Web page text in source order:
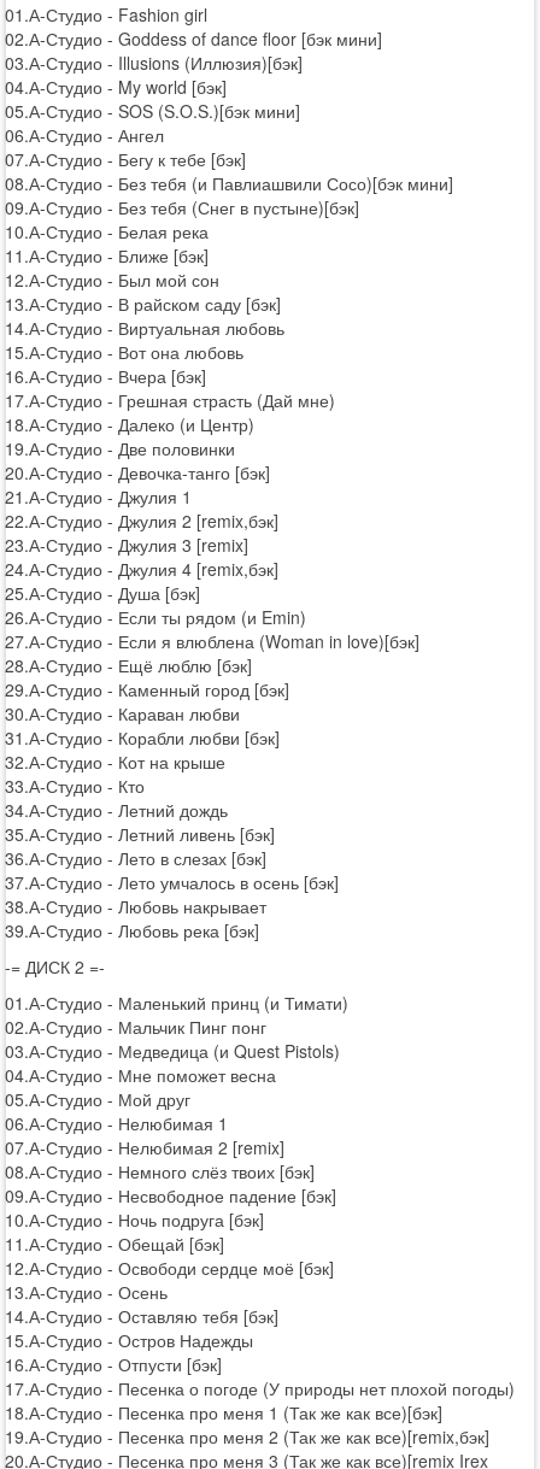
01.А-Студио - Fashion girl
02.А-Студио - Goddess of dance floor [бэк мини]
03.А-Студио - Illusions (Иллюзия)[бэк]
04.А-Студио - My world [бэк]
05.А-Студио - SOS (S.O.S.)[бэк мини]
06.А-Студио - Ангел
07.А-Студио - Бегу к тебе [бэк]
08.А-Студио - Без тебя (и Павлиашвили Сосо)[бэк мини]
09.А-Студио - Без тебя (Снег в пустыне)[бэк]
10.А-Студио - Белая река
11.А-Студио - Ближе [бэк]
12.А-Студио - Был мой сон
13.А-Студио - В райском саду [бэк]
14.А-Студио - Виртуальная любовь
15.А-Студио - Вот она любовь
16.А-Студио - Вчера [бэк]
17.А-Студио - Грешная страсть (Дай мне)
18.А-Студио - Далеко (и Центр)
19.А-Студио - Две половинки
20.А-Студио - Девочка-танго [бэк]
21.А-Студио - Джулия 1
22.А-Студио - Джулия 2 [remix,бэк]
23.А-Студио - Джулия 3 [remix]
24.А-Студио - Джулия 4 [remix,бэк]
25.А-Студио - Душа [бэк]
26.А-Студио - Если ты рядом (и Emin)
27.А-Студио - Если я влюблена (Woman in love)[бэк]
28.А-Студио - Ещё люблю [бэк]
29.А-Студио - Каменный город [бэк]
30.А-Студио - Караван любви
31.А-Студио - Корабли любви [бэк]
32.А-Студио - Кот на крыше
33.А-Студио - Кто
34.А-Студио - Летний дождь
35.А-Студио - Летний ливень [бэк]
36.А-Студио - Лето в слезах [бэк]
37.А-Студио - Лето умчалось в осень [бэк]
38.А-Студио - Любовь накрывает
39.А-Студио - Любовь река [бэк]
-= ДИСК 2 =-
01.А-Студио - Маленький принц (и Тимати)
02.А-Студио - Мальчик Пинг понг
03.А-Студио - Медведица (и Quest Pistols)
04.А-Студио - Мне поможет весна
05.А-Студио - Мой друг
06.А-Студио - Нелюбимая 1
07.А-Студио - Нелюбимая 2 [remix]
08.А-Студио - Немного слёз твоих [бэк]
09.А-Студио - Несвободное падение [бэк]
10.А-Студио - Ночь подруга [бэк]
11.А-Студио - Обещай [бэк]
12.А-Студио - Освободи сердце моё [бэк]
13.А-Студио - Осень
14.А-Студио - Оставляю тебя [бэк]
15.А-Студио - Остров Надежды
16.А-Студио - Отпусти [бэк]
17.А-Студио - Песенка о погоде (У природы нет плохой погоды)
18.А-Студио - Песенка про меня 1 (Так же как все)[бэк]
19.А-Студио - Песенка про меня 2 (Так же как все)[remix,бэк]
20.А-Студио - Песенка про меня 3 (Так же как все)[remix Irex